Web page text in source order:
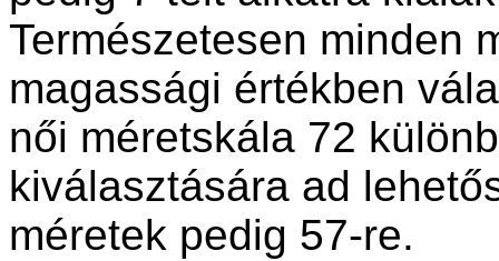
Természetesen minden
magassági értékben
női méretskála 72
kiválasztására ad
méretek pedig 57-re.